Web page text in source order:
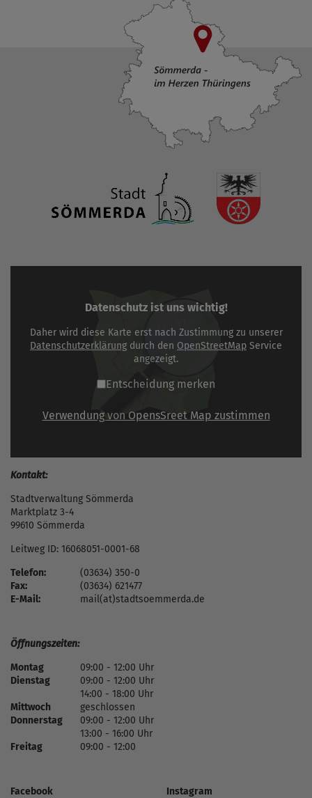
Datenschutz ist uns wichtig!
Daher wird diese Karte erst nach Zustimmung zu unserer
Datenschutzerklärung durch den OpenStreetMap Service
angezeigt.
Entscheidung merken
Verwendung von OpensSreet Map zustimmen
Kontakt:
Stadtverwaltung Sömmerda
Marktplatz 3-4
99610 Sömmerda
Leitweg ID: 16068051-0001-68
Telefon:
(03634) 350-0
Fax:
(03634) 621477
E-Mail:
mail(at)stadtsoemmerda.de
Öffnungszeiten:
Montag
09:00 - 12:00 Uhr
Dienstag
09:00 - 12:00 Uhr
14:00 - 18:00 Uhr
Mittwoch
geschlossen
Donnerstag
09:00 - 12:00 Uhr
13:00 - 16:00 Uhr
Freitag
09:00 - 12:00
Facebook Instagram